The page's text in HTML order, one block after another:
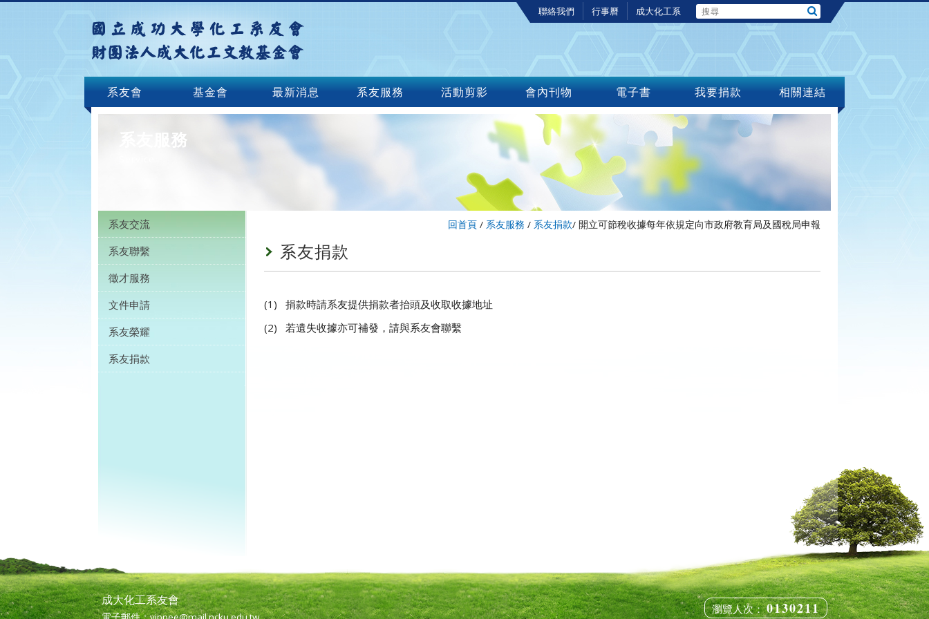
聯絡我們 行事曆 成大化工系
系友會 基金會 最新消息 系友服務 活動剪影 會內刊物 電子書 我要捐款 相關連結
系友服務
系友交流
系友聯繫
徵才服務
文件申請
系友榮耀
系友捐款
回首頁 / 系友服務 / 系友捐款/ 開立可節稅收據每年依規定向市政府教育局及國稅局申報
系友捐款
(1) 捐款時請系友提供捐款者抬頭及收取收據地址
(2) 若遺失收據亦可補發，請與系友會聯繫
成大化工系友會
瀏覽人次：0130211